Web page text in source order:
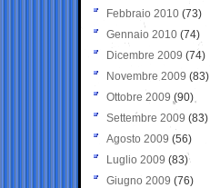
Febbraio 2010 (73)
Gennaio 2010 (74)
Dicembre 2009 (74)
Novembre 2009 (83)
Ottobre 2009 (90)
Settembre 2009 (83)
Agosto 2009 (56)
Luglio 2009 (83)
Giugno 2009 (76)